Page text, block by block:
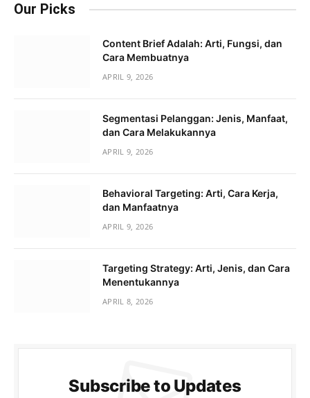
Our Picks
Content Brief Adalah: Arti, Fungsi, dan
Cara Membuatnya
APRIL 9, 2026
Segmentasi Pelanggan: Jenis, Manfaat,
dan Cara Melakukannya
APRIL 9, 2026
Behavioral Targeting: Arti, Cara Kerja,
dan Manfaatnya
APRIL 9, 2026
Targeting Strategy: Arti, Jenis, dan Cara
Menentukannya
APRIL 8, 2026
Subscribe to Updates